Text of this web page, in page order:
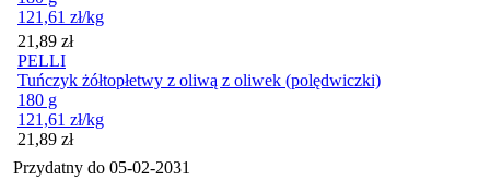
121,61 zł/kg
Cena
21,89 zł
PELLI
Tuńczyk żółtopłetwy z oliwą z oliwek (polędwiczki)
180 g
121,61 zł/kg
Cena
21,89 zł
Przydatny do 05-02-2031